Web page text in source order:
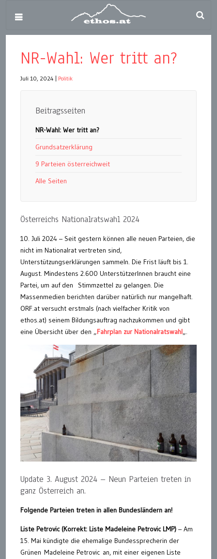
NR-Wahl: Wer tritt an?
Juli 10, 2024 Politik
Beitragsseiten
NR-Wahl: Wer tritt an?
Grundsatzerklärung
9 Parteien österreichweit
Alle Seiten
Österreichs Nationalratswahl 2024
10. Juli 2024 – Seit gestern können alle neuen Parteien, die
nicht im Nationalrat vertreten sind,
Unterstützungserklärungen sammeln. Die Frist läuft bis 1.
August. Mindestens 2.600 UnterstützerInnen braucht eine
Partei, um auf den Stimmzettel zu gelangen. Die
Massenmedien berichten darüber natürlich nur mangelhaft.
ORF.at versucht erstmals (nach vielfacher Kritik von
ethos.at) seinem Bildungsauftrag nachzukommen und gibt
eine Übersicht über den „Fahrplan zur Nationalratswahl„.
Update 3. August 2024 – Neun Parteien treten in
ganz Österreich an.
Folgende Parteien treten in allen Bundesländern an!
Liste Petrovic (Korrekt: Liste Madeleine Petrovic LMP) – Am
15. Mai kündigte die ehemalige Bundessprecherin der
Grünen Madeleine Petrovic an, mit einer eigenen Liste